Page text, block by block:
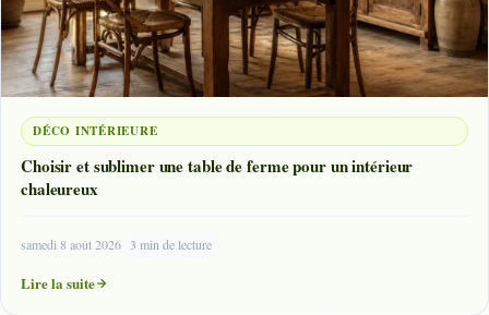
DÉCO INTÉRIEURE
Choisir et sublimer une table de ferme pour un intérieur
chaleureux
samedi 8 août 2026 3 min de lecture
Lire la suite